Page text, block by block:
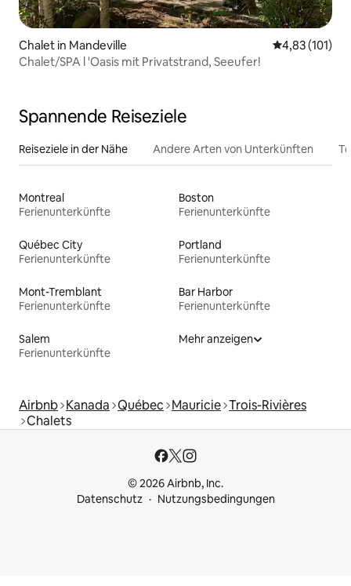
Chalet in Mandeville
4,83 (101)
Chalet/SPA l 'Oasis mit Privatstrand, Seeufer!
Spannende Reiseziele
Reiseziele in der Nähe Andere Arten von Unterkünften
Montreal
Ferienunterkünfte
Boston
Ferienunterkünfte
Québec City
Ferienunterkünfte
Portland
Ferienunterkünfte
Mont-Tremblant
Ferienunterkünfte
Bar Harbor
Ferienunterkünfte
Salem
Ferienunterkünfte
Mehr anzeigen
Airbnb Kanada Québec Mauricie Trois-Rivières
Chalets
© 2026 Airbnb, Inc.
Datenschutz
Nutzungsbedingungen